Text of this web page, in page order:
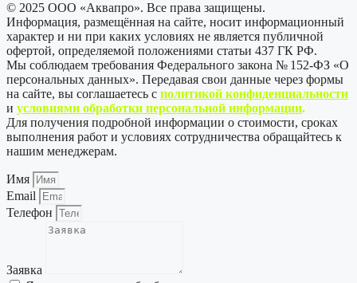
© 2025 ООО «Аквапро». Все права защищены.
Информация, размещённая на сайте, носит информационный
характер и ни при каких условиях не является публичной
офертой, определяемой положениями статьи 437 ГК РФ.
Мы соблюдаем требования Федерального закона № 152-ФЗ «О
персональных данных». Передавая свои данные через формы
на сайте, вы соглашаетесь с политикой конфиденциальности
и условиями обработки персональной информации.
Для получения подробной информации о стоимости, сроках
выполнения работ и условиях сотрудничества обращайтесь к
нашим менеджерам.
Имя
Email
Телефон
Заявка